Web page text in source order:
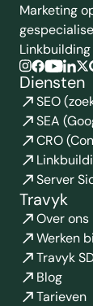
Marketing
Diensten
SEO
SEA
CRO
Server
Travyk
Over ons
Werken
Travyk
Blog
Tarieven